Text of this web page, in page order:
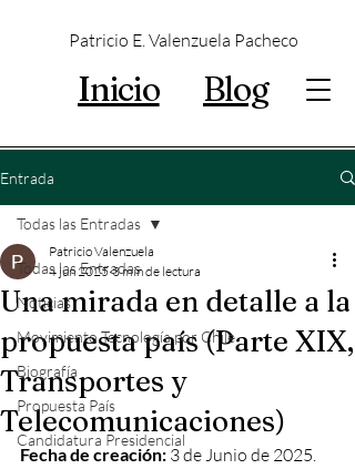
Patricio E. Valenzuela Pacheco
Inicio Blog
Entrada
Todas las Entradas
Noticias
Movimiento Tecnología por Chile
Biografía
Propuesta País
Candidatura Presidencial
Todas las Entradas
Una mirada en detalle a la
propuesta país (Parte XIX,
Transportes y
Telecomunicaciones)
Patricio Valenzuela
4 jun 2025 3 min de lectura
Fecha de creación: 3 de Junio de 2025.